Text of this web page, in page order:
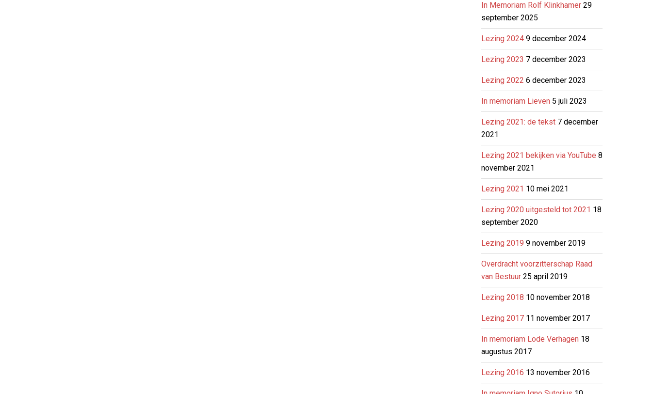
In Memoriam Rolf Klinkhamer 29
september 2025
Lezing 2024 9 december 2024
Lezing 2023 7 december 2023
Lezing 2022 6 december 2023
In memoriam Lieven 5 juli 2023
Lezing 2021: de tekst 7 december
2021
Lezing 2021 bekijken via YouTube 8
november 2021
Lezing 2021 10 mei 2021
Lezing 2020 uitgesteld tot 2021 18
september 2020
Lezing 2019 9 november 2019
Overdracht voorzitterschap Raad
van Bestuur 25 april 2019
Lezing 2018 10 november 2018
Lezing 2017 11 november 2017
In memoriam Lode Verhagen 18
augustus 2017
Lezing 2016 13 november 2016